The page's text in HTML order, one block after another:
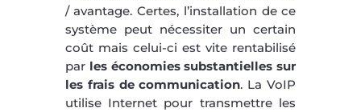
/ avantage. Certes, l’installation de ce
système peut nécessiter un certain
coût mais celui-ci est vite rentabilisé
par les économies substantielles sur
les frais de communication. La VoIP
utilise Internet pour transmettre les